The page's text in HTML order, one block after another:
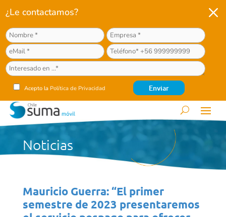
¿Le contactamos?
Acepto la Política de Privacidad
M
Noticias
Mauricio Guerra: “El primer
semestre de 2023 presentaremos